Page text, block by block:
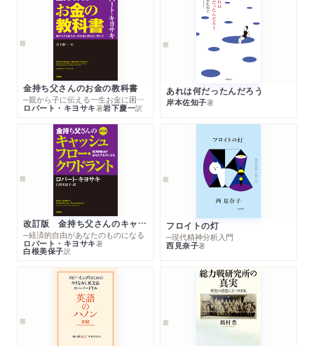
金持ち父さんのお金の教科書
─親から子に伝える一生お金に困らない考え方
ロバート・キヨサキ著岩下慶一訳
あれは何だったんだろう
岸本佐知子著
改訂版 金持ち父さんのキャッシュフロー・クワドラント
─経済的自由があなたのものになる
ロバート・キヨサキ著
白根美保子訳
フロイトの灯
─現代精神分析入門
西見奈子著